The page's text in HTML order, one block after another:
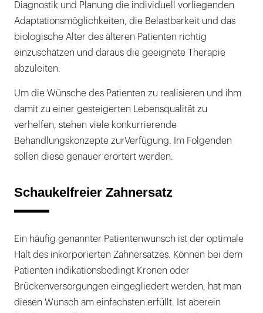
Diagnostik und Planung die individuell vorliegenden
Adaptationsmöglichkeiten, die Belastbarkeit und das
biologische Alter des älteren Patienten richtig
einzuschätzen und daraus die geeignete Therapie
abzuleiten.
Um die Wünsche des Patienten zu realisieren und ihm
damit zu einer gesteigerten Lebensqualität zu
verhelfen, stehen viele konkurrierende
Behandlungskonzepte zurVerfügung. Im Folgenden
sollen diese genauer erörtert werden.
Schaukelfreier Zahnersatz
Ein häufig genannter Patientenwunsch ist der optimale
Halt des inkorporierten Zahnersatzes. Können bei dem
Patienten indikationsbedingt Kronen oder
Brückenversorgungen eingegliedert werden, hat man
diesen Wunsch am einfachsten erfüllt. Ist aberein